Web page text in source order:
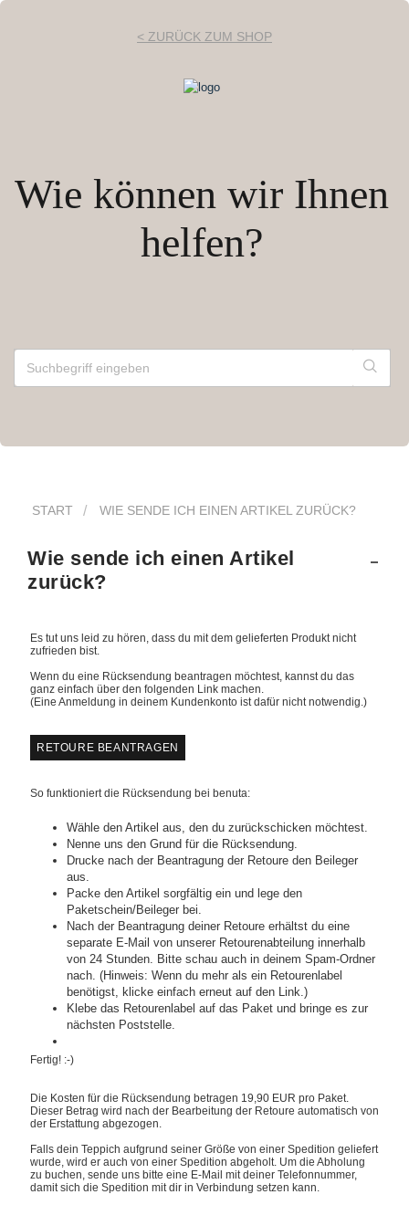
< ZURÜCK ZUM SHOP
Wie können wir Ihnen
helfen?
START WIE SENDE ICH EINEN ARTIKEL ZURÜCK?
Wie sende ich einen Artikel
zurück?
Es tut uns leid zu hören, dass du mit dem gelieferten Produkt nicht
zufrieden bist.
Wenn du eine Rücksendung beantragen möchtest, kannst du das
ganz einfach über den folgenden Link machen.
(Eine Anmeldung in deinem Kundenkonto ist dafür nicht notwendig.)
RETOURE BEANTRAGEN
So funktioniert die Rücksendung bei benuta:
Wähle den Artikel aus, den du zurückschicken möchtest.
Nenne uns den Grund für die Rücksendung.
Drucke nach der Beantragung der Retoure den Beileger
aus.
Packe den Artikel sorgfältig ein und lege den
Paketschein/Beileger bei.
Nach der Beantragung deiner Retoure erhältst du eine
separate E-Mail von unserer Retourenabteilung innerhalb
von 24 Stunden. Bitte schau auch in deinem Spam-Ordner
nach. (Hinweis: Wenn du mehr als ein Retourenlabel
benötigst, klicke einfach erneut auf den Link.)
Klebe das Retourenlabel auf das Paket und bringe es zur
nächsten Poststelle.
Fertig! :-)
Die Kosten für die Rücksendung betragen 19,90 EUR pro Paket.
Dieser Betrag wird nach der Bearbeitung der Retoure automatisch von
der Erstattung abgezogen.
Falls dein Teppich aufgrund seiner Größe von einer Spedition geliefert
wurde, wird er auch von einer Spedition abgeholt. Um die Abholung
zu buchen, sende uns bitte eine E-Mail mit deiner Telefonnummer,
damit sich die Spedition mit dir in Verbindung setzen kann.